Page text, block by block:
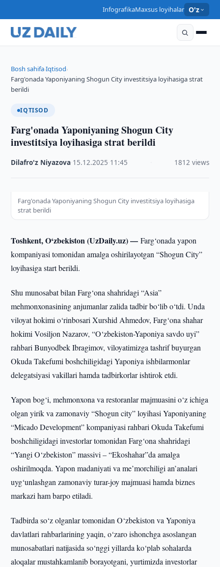
InfografikaMaxsus loyihalar O'z
Bosh sahifa›Iqtisod›
Farg'onada Yaponiyaning Shogun City investitsiya loyihasiga strat
berildi
IQTISOD
Farg'onada Yaponiyaning Shogun City
investitsiya loyihasiga strat berildi
Dilafro'z Niyazova 15.12.2025 11:45 1812 views
Farg'onada Yaponiyaning Shogun City investitsiya loyihasiga
strat berildi
Toshkent, O‘zbekiston (UzDaily.uz) —Farg‘onada yapon
kompaniyasi tomonidan amalga oshirilayotgan “Shogun City”
loyihasiga start berildi.
Shu munosabat bilan Farg‘ona shahridagi “Asia”
mehmonxonasining anjumanlar zalida tadbir bo‘lib o‘tdi. Unda
viloyat hokimi o‘rinbosari Xurshid Ahmedov, Farg‘ona shahar
hokimi Vosiljon Nazarov, “O‘zbekiston-Yaponiya savdo uyi”
rahbari Bunyodbek Ibragimov, viloyatimizga tashrif buyurgan
Okuda Takefumi boshchiligidagi Yaponiya ishbilarmonlar
delegatsiyasi vakillari hamda tadbirkorlar ishtirok etdi.
Yapon bog‘i, mehmonxona va restoranlar majmuasini o‘z ichiga
olgan yirik va zamonaviy “Shogun city” loyihasi Yaponiyaning
“Micado Development” kompaniyasi rahbari Okuda Takefumi
boshchiligidagi investorlar tomonidan Farg‘ona shahridagi
“Yangi O‘zbekiston” massivi – “Ekoshahar”da amalga
oshirilmoqda. Yapon madaniyati va me’morchiligi an’analari
uyg‘unlashgan zamonaviy turar-joy majmuasi hamda biznes
markazi ham barpo etiladi.
Tadbirda so‘z olganlar tomonidan O‘zbekiston va Yaponiya
davlatlari rahbarlarining yaqin, o‘zaro ishonchga asoslangan
munosabatlari natijasida so‘nggi yillarda ko‘plab sohalarda
aloqalar mustahkamlanib borayotgani, yurtimizda investorlar